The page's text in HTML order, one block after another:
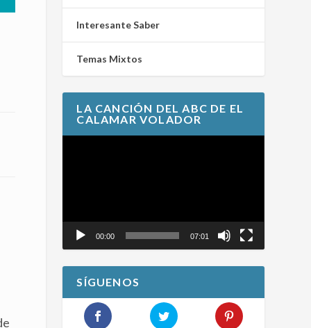
Interesante Saber
Temas Mixtos
LA CANCIÓN DEL ABC DE EL
CALAMAR VOLADOR
00:00 07:01
SÍGUENOS